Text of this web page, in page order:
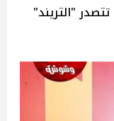
"التريند"